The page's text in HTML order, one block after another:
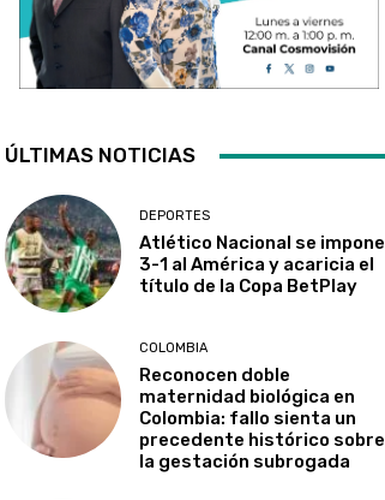
ÚLTIMAS NOTICIAS
DEPORTES
Atlético Nacional se impone
3-1 al América y acaricia el
título de la Copa BetPlay
COLOMBIA
Reconocen doble
maternidad biológica en
Colombia: fallo sienta un
precedente histórico sobre
la gestación subrogada